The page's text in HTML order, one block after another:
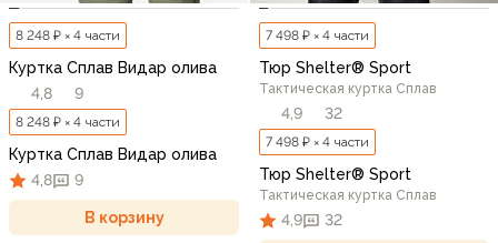
8 248 ₽ × 4 части
Куртка Сплав Видар олива
4,8
9
8 248 ₽ × 4 части
Куртка Сплав Видар олива
4,8
9
В корзину
7 498 ₽ × 4 части
Тюр Shelter® Sport
Тактическая куртка Сплав
4,9 32
7 498 ₽ × 4 части
Тюр Shelter® Sport
Тактическая куртка Сплав
4,9 32